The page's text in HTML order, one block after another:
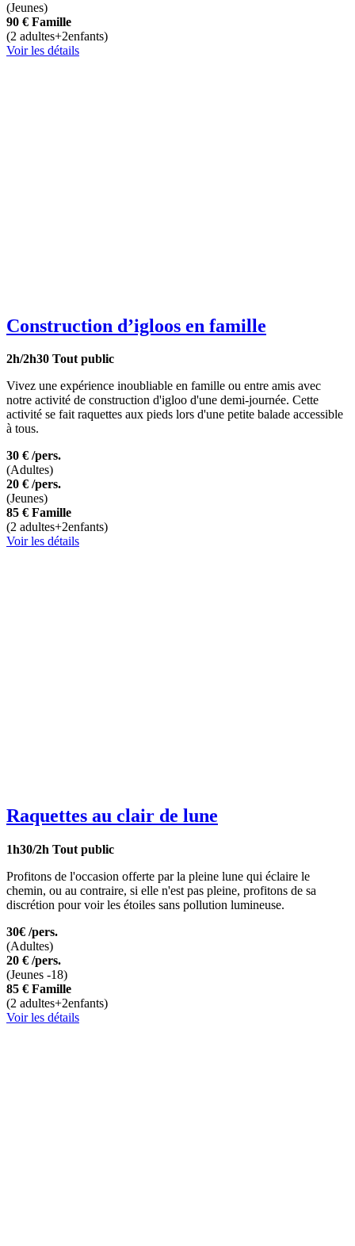
(Jeunes)
90 € Famille
(2 adultes+2enfants)
Voir les détails
Construction d’igloos en famille
2h/2h30 Tout public
Vivez une expérience inoubliable en famille ou entre amis avec
notre activité de construction d'igloo d'une demi-journée. Cette
activité se fait raquettes aux pieds lors d'une petite balade accessible
à tous.
30 € /pers.
(Adultes)
20 € /pers.
(Jeunes)
85 € Famille
(2 adultes+2enfants)
Voir les détails
Raquettes au clair de lune
1h30/2h Tout public
Profitons de l'occasion offerte par la pleine lune qui éclaire le
chemin, ou au contraire, si elle n'est pas pleine, profitons de sa
discrétion pour voir les étoiles sans pollution lumineuse.
30€ /pers.
(Adultes)
20 € /pers.
(Jeunes -18)
85 € Famille
(2 adultes+2enfants)
Voir les détails